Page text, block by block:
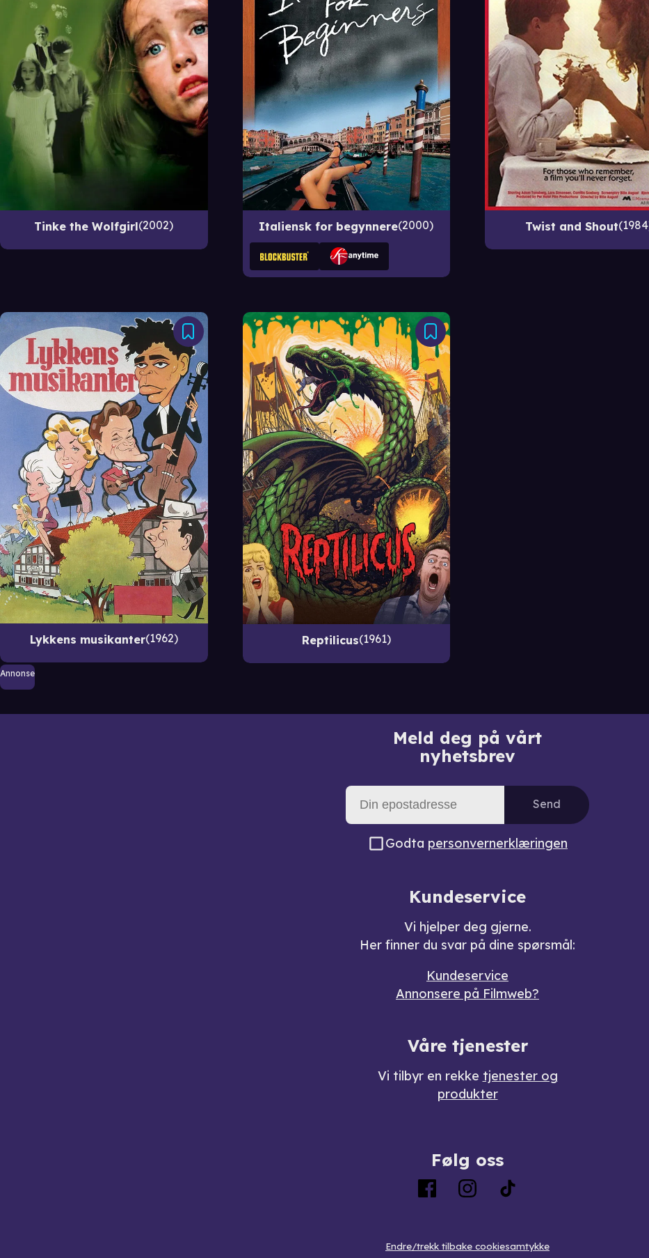
Tinke the Wolfgirl 2002 Italiensk for begynnere 2000 Twist and Shout 1984
Lykkens musikanter 1962 Reptilicus 1961
Annonse
Meld deg på vårt
nyhetsbrev
Send
Godta personvernerklæringen
Kundeservice
Vi hjelper deg gjerne.
Her finner du svar på dine spørsmål:
Kundeservice
Annonsere på Filmweb?
Våre tjenester
Vi tilbyr en rekke tjenester og
produkter
Følg oss
Endre/trekk tilbake cookiesamtykke